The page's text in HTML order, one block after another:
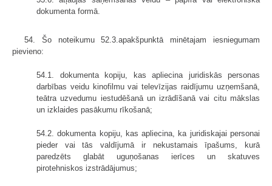
dokumenta formā.
54. Šo noteikumu 52.3.apakšpunktā minētajam iesniegumam
pievieno:
54.1. dokumenta kopiju, kas apliecina juridiskās personas
darbības veidu kinofilmu vai televīzijas raidījumu uzņemšanā,
teātra uzvedumu iestudēšanā un izrādīšanā vai citu mākslas
un izklaides pasākumu rīkošanā;
54.2. dokumenta kopiju, kas apliecina, ka juridiskajai personai
pieder vai tās valdījumā ir nekustamais īpašums, kurā
paredzēts glabāt uguņošanas ierīces un skatuves
pirotehniskos izstrādājumus;